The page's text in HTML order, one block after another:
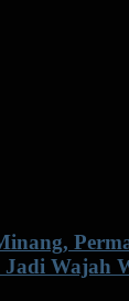
Wajah